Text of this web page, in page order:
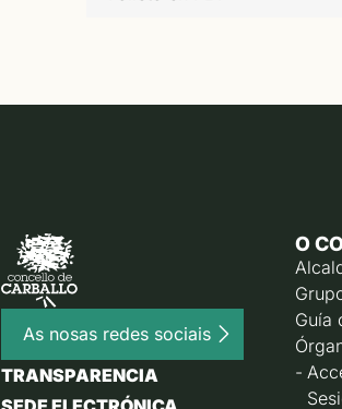
As nosas redes sociais
TRANSPARENCIA
O
Guía